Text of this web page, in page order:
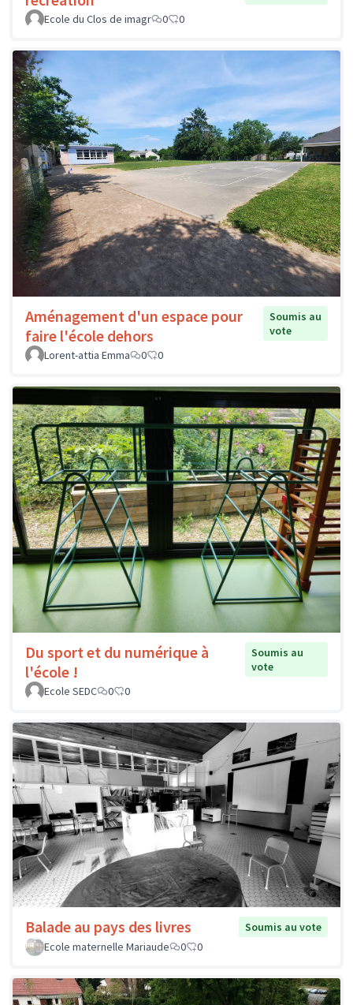
Ecole du Clos de imagr
0 0
Aménagement d'un espace pour
faire l'école dehors
Soumis au
vote
Lorent-attia Emma
0 0
Du sport et du numérique à
l'école !
Soumis au
vote
Ecole SEDC
0 0
Balade au pays des livres
Soumis au vote
Ecole maternelle Mariaude
0 0